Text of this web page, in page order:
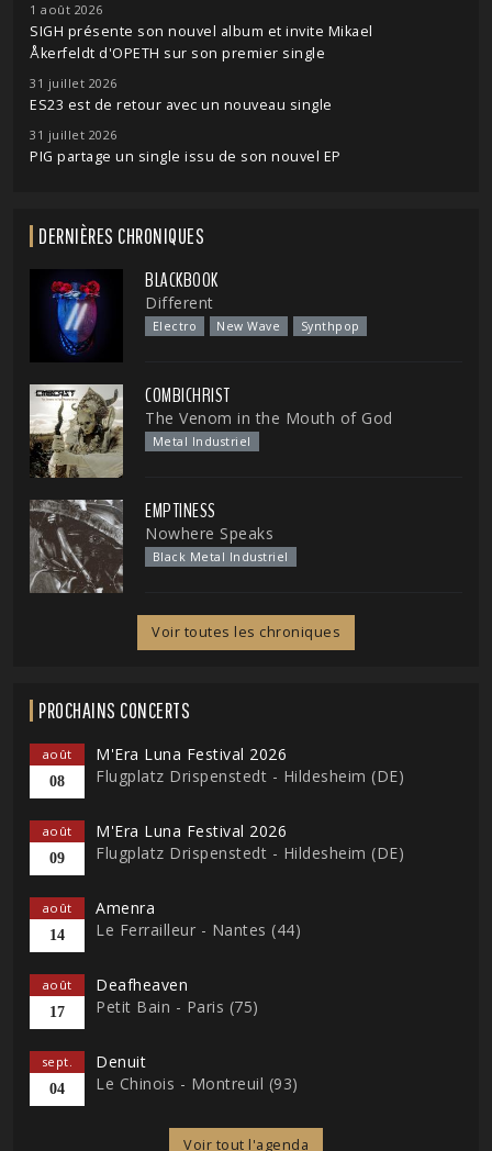
1 août 2026
SIGH présente son nouvel album et invite Mikael
Åkerfeldt d'OPETH sur son premier single
31 juillet 2026
ES23 est de retour avec un nouveau single
31 juillet 2026
PIG partage un single issu de son nouvel EP
DERNIÈRES CHRONIQUES
BLACKBOOK
Different
Electro New Wave Synthpop
COMBICHRIST
The Venom in the Mouth of God
Metal Industriel
EMPTINESS
Nowhere Speaks
Black Metal Industriel
Voir toutes les chroniques
PROCHAINS CONCERTS
août
08
M'Era Luna Festival 2026
Flugplatz Drispenstedt - Hildesheim (DE)
août
09
M'Era Luna Festival 2026
Flugplatz Drispenstedt - Hildesheim (DE)
août
14
Amenra
Le Ferrailleur - Nantes (44)
août
17
Deafheaven
Petit Bain - Paris (75)
sept.
04
Denuit
Le Chinois - Montreuil (93)
Voir tout l'agenda